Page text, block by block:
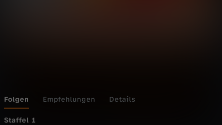
Folgen Empfehlungen Details
Staffel 1